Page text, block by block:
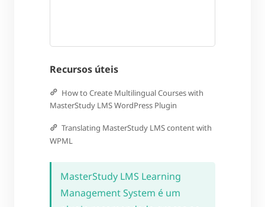
Recursos úteis
How to Create Multilingual Courses with
MasterStudy LMS WordPress Plugin
Translating MasterStudy LMS content with
WPML
MasterStudy LMS Learning
Management System é um